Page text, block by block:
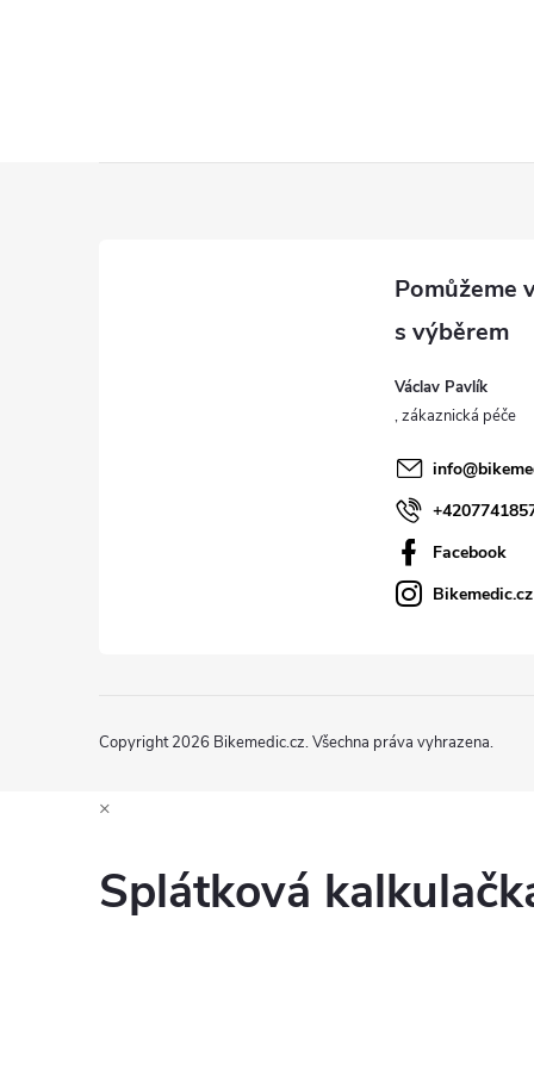
Václav Pavlík
info@
Facebook
Bikemedic.cz
Copyright 2026 Bikemedic.cz. Všechna práva vyhrazena.
×
Splátková